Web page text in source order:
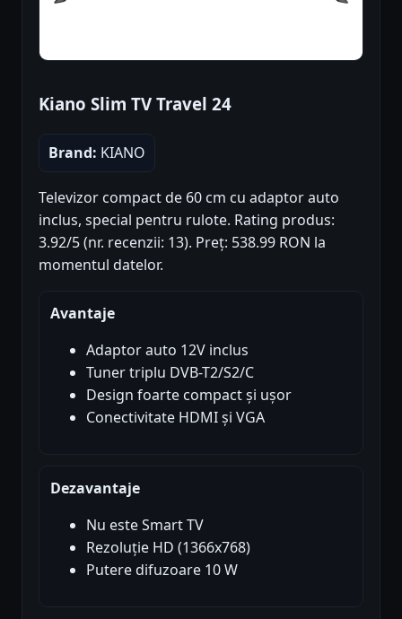
Kiano Slim TV Travel 24
Brand: KIANO
Televizor compact de 60 cm cu adaptor auto
inclus, special pentru rulote. Rating produs:
3.92/5 (nr. recenzii: 13). Preț: 538.99 RON la
momentul datelor.
Avantaje
Adaptor auto 12V inclus
Tuner triplu DVB-T2/S2/C
Design foarte compact și ușor
Conectivitate HDMI și VGA
Dezavantaje
Nu este Smart TV
Rezoluție HD (1366x768)
Putere difuzoare 10 W